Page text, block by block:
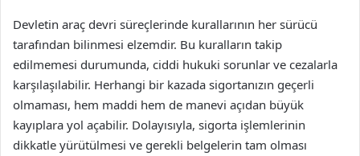
Devletin araç devri süreçlerinde kurallarının her sürücü
tarafından bilinmesi elzemdir. Bu kuralların takip
edilmemesi durumunda, ciddi hukuki sorunlar ve cezalarla
karşılaşılabilir. Herhangi bir kazada sigortanızın geçerli
olmaması, hem maddi hem de manevi açıdan büyük
kayıplara yol açabilir. Dolayısıyla, sigorta işlemlerinin
dikkatle yürütülmesi ve gerekli belgelerin tam olması